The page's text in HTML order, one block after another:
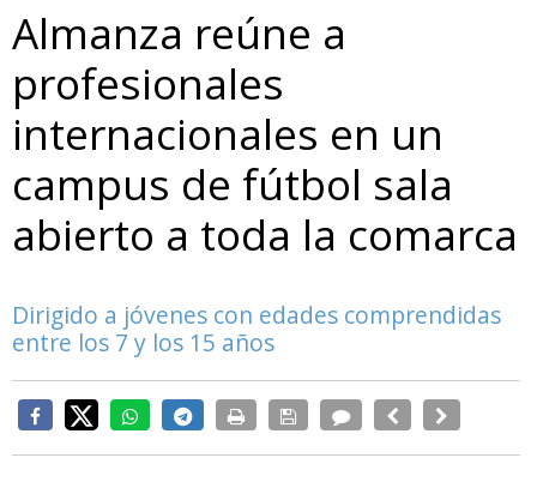
Almanza reúne a
profesionales
internacionales en un
campus de fútbol sala
abierto a toda la comarca
Dirigido a jóvenes con edades comprendidas
entre los 7 y los 15 años